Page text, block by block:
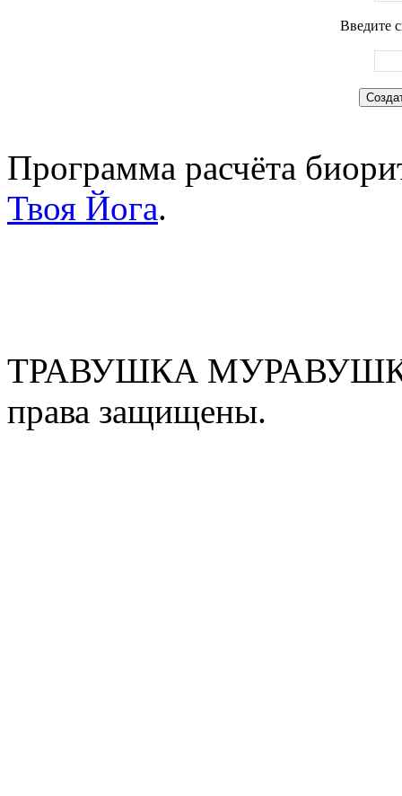
Введите
Программа расчёта
Твоя Йога.
ТРАВУШКА
права защищены.